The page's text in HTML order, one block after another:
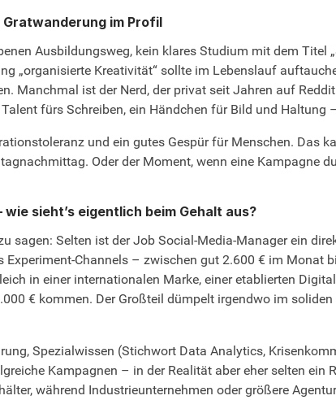
im Profil
Ausbildungsweg, kein klares Studium mit dem
„organisierte Kreativität“ sollte im Lebenslauf
Manchmal ist der Nerd, der privat seit Jahren auf
fürs Schreiben, ein Händchen für Bild und Haltung
und ein gutes Gespür für Menschen. Das
Oder der Moment, wenn eine Kampagne
sieht’s eigentlich beim Gehalt aus?
sagen: Selten ist der Job Social-Media-Manager ein
Channels – zwischen gut 2.600 € im Monat
in einer internationalen Marke, einer etablierten
€ kommen. Der Großteil dümpelt irgendwo im
Spezialwissen (Stichwort Data Analytics,
Kampagnen – in der Realität aber eher selten ein
während Industrieunternehmen oder größere